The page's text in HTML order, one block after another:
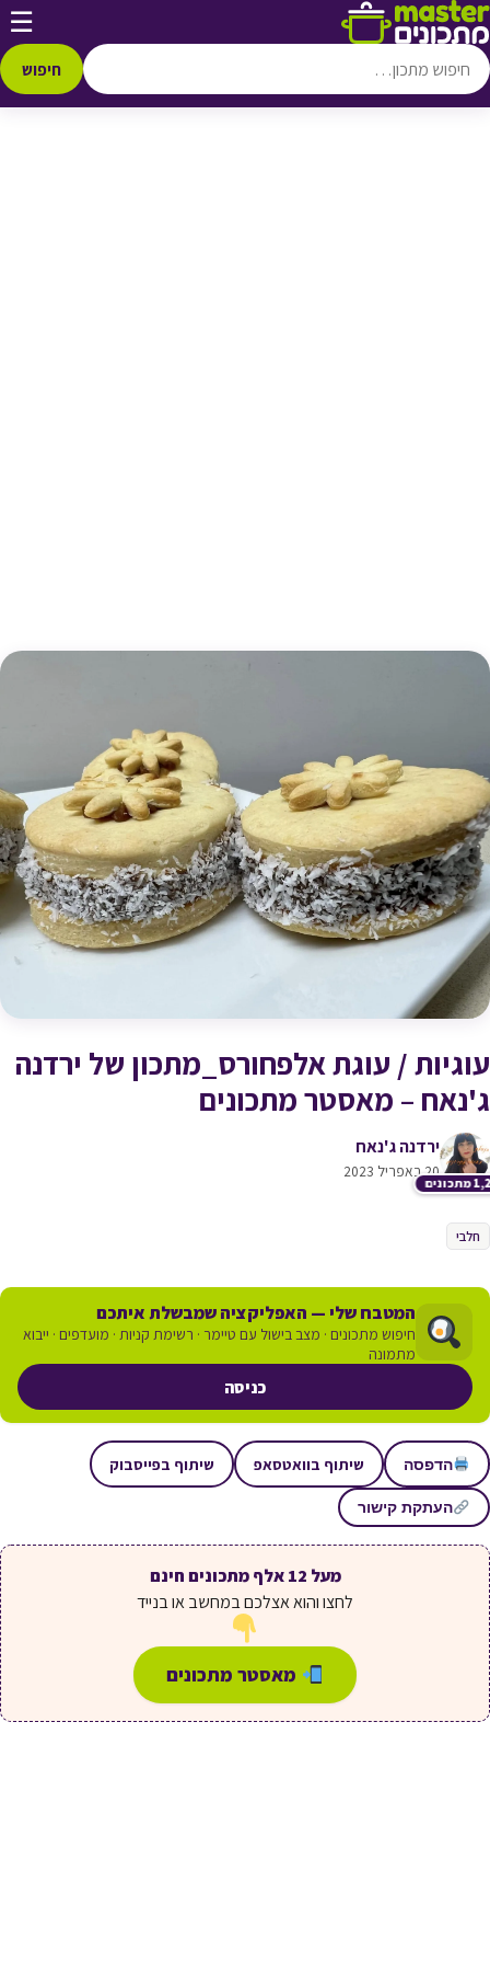
דלג לתוכן ☰
חיפוש
עוגיות / עוגת אלפחורס_מתכון של ירדנה
ג'נאח – מאסטר מתכונים
ירדנה ג'נאח
20 באפריל 2023
♥ הוספה
חלבי
המטבח שלי — האפליקציה שמבשלת איתכם
חיפוש מתכונים · מצב בישול עם טיימר · רשימת קניות · מועדפים · ייבוא
מתמונה
כניסה
הדפסה שיתוף בוואטסאפ שיתוף בפייסבוק
העתקת קישור
מעל 12 אלף מתכונים חינם
לחצו והוא אצלכם במחשב או בנייד
מאסטר מתכונים